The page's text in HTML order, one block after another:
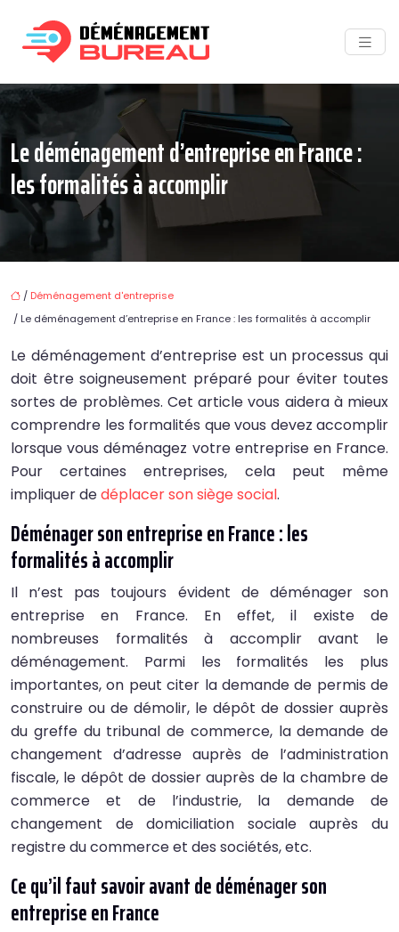
Le déménagement d’entreprise en France :
les formalités à accomplir
/ Déménagement d'entreprise
/ Le déménagement d’entreprise en France : les formalités à accomplir
Le déménagement d’entreprise est un processus qui
doit être soigneusement préparé pour éviter toutes
sortes de problèmes. Cet article vous aidera à mieux
comprendre les formalités que vous devez accomplir
lorsque vous déménagez votre entreprise en France.
Pour certaines entreprises, cela peut même
impliquer dedéplacer son siège social.
Déménager son entreprise en France : les
formalités à accomplir
Il n’est pas toujours évident de déménager son
entreprise en France. En effet, il existe de
nombreuses formalités à accomplir avant le
déménagement. Parmi les formalités les plus
importantes, on peut citer la demande de permis de
construire ou de démolir, le dépôt de dossier auprès
du greffe du tribunal de commerce, la demande de
changement d’adresse auprès de l’administration
fiscale, le dépôt de dossier auprès de la chambre de
commerce et de l’industrie, la demande de
changement de domiciliation sociale auprès du
registre du commerce et des sociétés, etc.
Ce qu’il faut savoir avant de déménager son
entreprise en France